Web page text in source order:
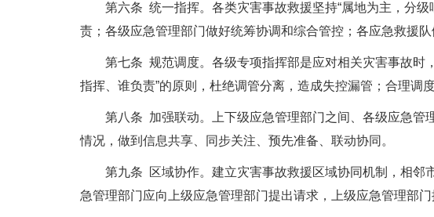
第六条 统一指挥。各类灾害事故救援坚持“属地为主，分级
责；各级应急管理部门做好统筹协调和综合管控；各应急救援
第七条 规范调度。各级专项指挥部是应对相关灾害事故时，
指挥、谁负责”的原则，杜绝调管分离，造成失控漏管；合理调
第八条 加强联动。上下级应急管理部门之间、各级应急管
情况，做到信息共享、同步关注、预先准备、联动协同。
第九条 区域协作。建立灾害事故救援区域协同机制，相邻
急管理部门应向上级应急管理部门提出请求，上级应急管理部门